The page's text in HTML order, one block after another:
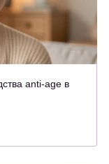
anti-age в